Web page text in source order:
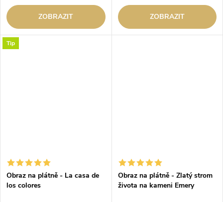
ZOBRAZIT ZOBRAZIT
Tip
Obraz na plátně - La casa de
los colores
Obraz na plátně - Zlatý strom
života na kameni Emery